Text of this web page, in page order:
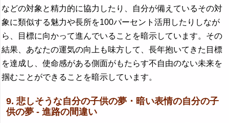
などの対象と精力的に協力したり、自分が備えているその対
象に類似する魅力や長所を100パーセント活用したりしなが
ら、目標に向かって進んでいることを暗示しています。その
結果、あなたの運気の向上も味方して、長年抱いてきた目標
を達成し、使命感がある側面がもたらす不自由のない未来を
掴むことができることを暗示しています。
9. 悲しそうな自分の子供の夢・暗い表情の自分の子
供の夢 - 進路の間違い